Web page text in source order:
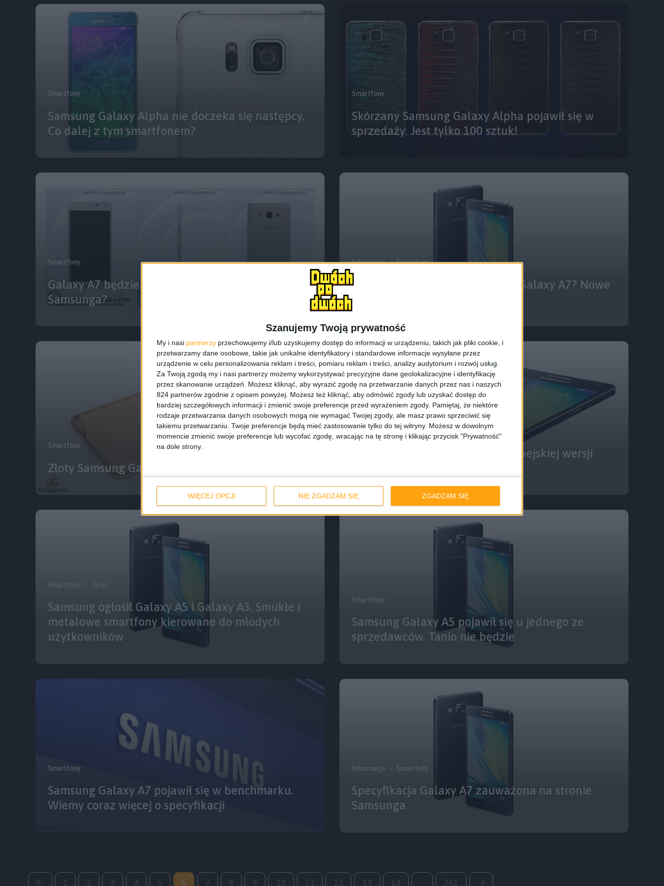
Szanujemy Twoją prywatność
My i nasi partnerzy przechowujemy i/lub uzyskujemy dostęp do informacji w urządzeniu, takich jak pliki cookie, i
przetwarzamy dane osobowe, takie jak unikalne identyfikatory i standardowe informacje wysyłane przez
urządzenie w celu personalizowania reklam i treści, pomiaru reklam i treści, analizy audytorium i rozwój usług.
Za Twoją zgodą my i nasi partnerzy możemy wykorzystywać precyzyjne dane geolokalizacyjne i identyfikację
przez skanowanie urządzeń. Możesz kliknąć, aby wyrazić zgodę na przetwarzanie danych przez nas i naszych
824 partnerów zgodnie z opisem powyżej. Możesz też kliknąć, aby odmówić zgody lub uzyskać dostęp do
bardziej szczegółowych informacji i zmienić swoje preferencje przed wyrażeniem zgody. Pamiętaj, że niektóre
rodzaje przetwarzania danych osobowych mogą nie wymagać Twojej zgody, ale masz prawo sprzeciwić się
takiemu przetwarzaniu. Twoje preferencje będą mieć zastosowanie tylko do tej witryny. Możesz w dowolnym
momencie zmienić swoje preferencje lub wycofać zgodę, wracając na tę stronę i klikając przycisk "Prywatność"
na dole strony.
WIĘCEJ OPCJI NIE ZGADZAM SIĘ ZGADZAM SIĘ
Smartfony
Samsung Galaxy Alpha nie doczeka się następcy.
Co dalej z tym smartfonem?
Smartfony
Skórzany Samsung Galaxy Alpha pojawił się w
sprzedaży. Jest tylko 100 sztuk!
Smartfony
Galaxy A7 będzie najsmuklejszym smartfonem
Samsunga?
Informacje Smartfony
Już wkrótce premiera Samsung Galaxy A7? Nowe
informacje
Smartfony
Złoty Samsung Galaxy Alpha już do kupienia
Smartfony
Nowe informacje odnośnie europejskiej wersji
Smartfony Tech
Samsung ogłosił Galaxy A5 i Galaxy A3. Smukłe i
metalowe smartfony kierowane do młodych
użytkowników
Smartfony
Samsung Galaxy A5 pojawił się u jednego ze
sprzedawców. Tanio nie będzie
Smartfony
Samsung Galaxy A7 pojawił się w benchmarku.
Wiemy coraz więcej o specyfikacji
Informacje Smartfony
Specyfikacja Galaxy A7 zauważona na stronie
Samsunga
1 2 3 4 5 6 7 8 9 10 11 12 13 14 261